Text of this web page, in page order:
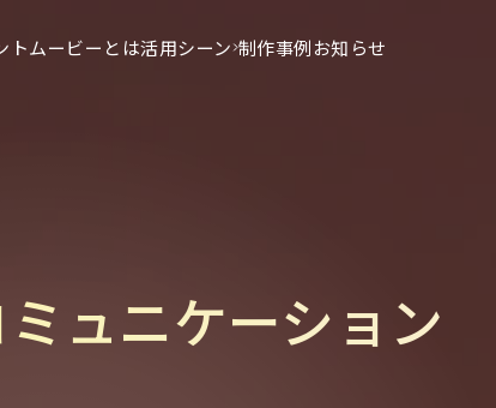
トムービーとは活用シーン
グ 従業員エンゲージメント
制作事例お知らせ
ミュニケーション